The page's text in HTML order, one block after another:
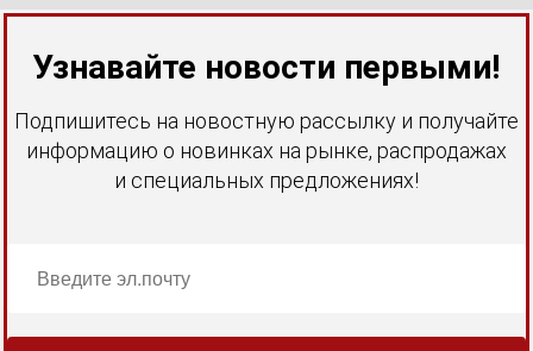
Узнавайте новости первыми!
Подпишитесь на новостную рассылку и получайте
информацию о новинках на рынке, распродажах
и специальных предложениях!